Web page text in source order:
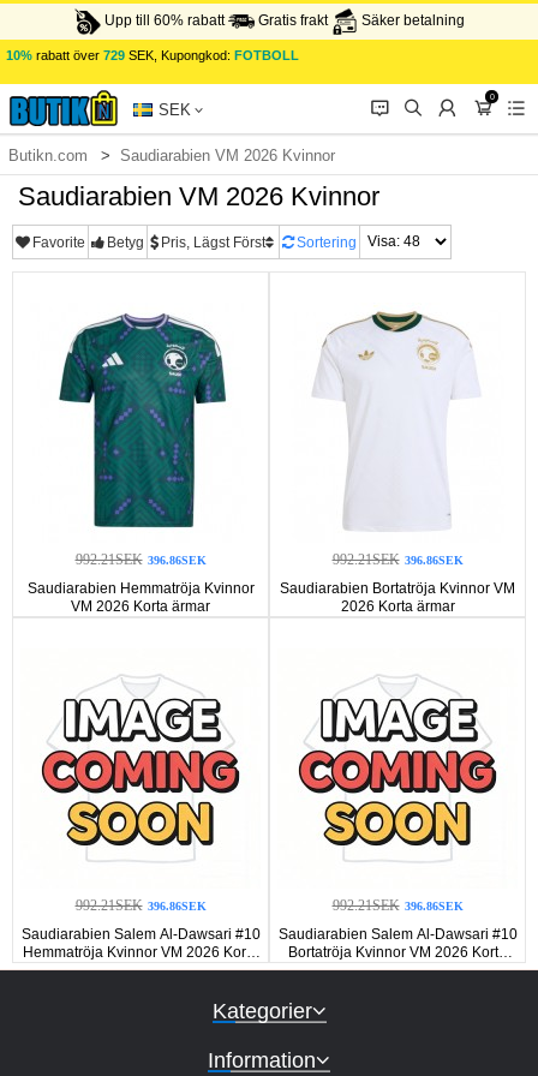
Upp till 60% rabatt Gratis frakt Säker betalning
10% rabatt över 729 SEK, Kupongkod: FOTBOLL
SEK 󰂱 󰂨 󰃳
0
󰃦 󰃖
Butikn.com Saudiarabien VM 2026 Kvinnor
Saudiarabien VM 2026 Kvinnor
Favorite Betyg Pris, Lägst Först Sortering
992.21SEK 396.86SEK
Saudiarabien Hemmatröja Kvinnor
VM 2026 Korta ärmar
992.21SEK 396.86SEK
Saudiarabien Bortatröja Kvinnor VM
2026 Korta ärmar
992.21SEK 396.86SEK
Saudiarabien Salem Al-Dawsari #10
Hemmatröja Kvinnor VM 2026 Korta
ärmar
992.21SEK 396.86SEK
Saudiarabien Salem Al-Dawsari #10
Bortatröja Kvinnor VM 2026 Korta
ärmar
Kategorier
Information